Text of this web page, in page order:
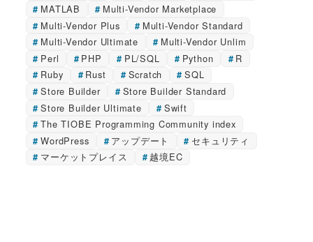
MATLAB
Multi-Vendor Marketplace
Multi-Vendor Plus
Multi-Vendor Standard
Multi-Vendor Ultimate
Multi-Vendor Unlim
Perl
PHP PL/SQL Python
R
Ruby
Rust Scratch
SQL
Store Builder
Store Builder Standard
Store Builder Ultimate
Swift
The TIOBE Programming Community index
WordPress
アップデート
セキュリティ
マーケットプレイス
越境EC